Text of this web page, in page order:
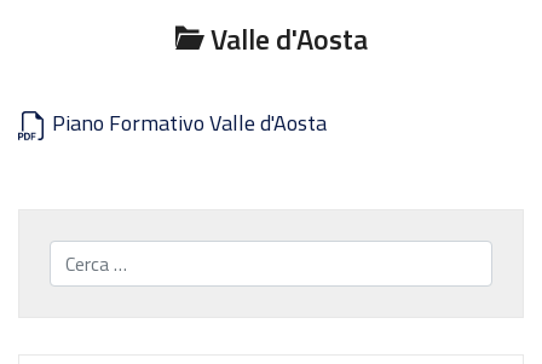
Valle d'Aosta
Piano Formativo Valle d'Aosta
Cerca...